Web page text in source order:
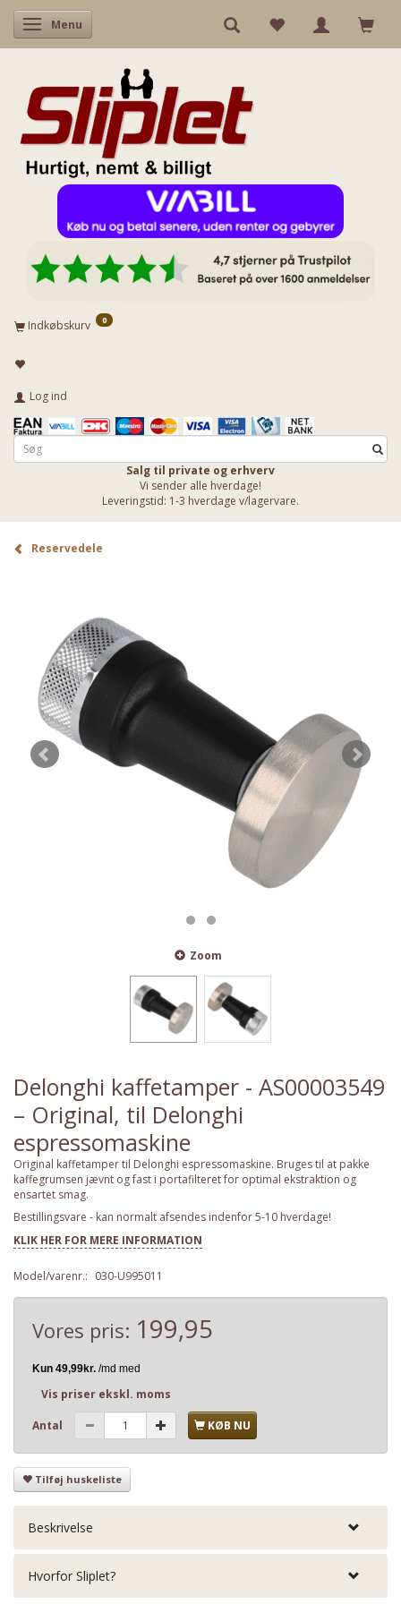
Skifte navigation
Menu
Indkøbskurv 0
Log ind
Salg til private og erhverv
Vi sender alle hverdage!
Leveringstid: 1-3 hverdage v/lagervare.
Reservedele
Zoom
Delonghi kaffetamper - AS00003549
– Original, til Delonghi
espressomaskine
Original kaffetamper til Delonghi espressomaskine. Bruges til at pakke
kaffegrumsen jævnt og fast i portafilteret for optimal ekstraktion og
ensartet smag.
Bestillingsvare - kan normalt afsendes indenfor 5-10 hverdage!
KLIK HER FOR MERE INFORMATION
Model/varenr.: 030-U995011
Vores pris: 199,95
Vis priser ekskl. moms
Antal KØB NU
Tilføj huskeliste
Beskrivelse
Hvorfor Sliplet?